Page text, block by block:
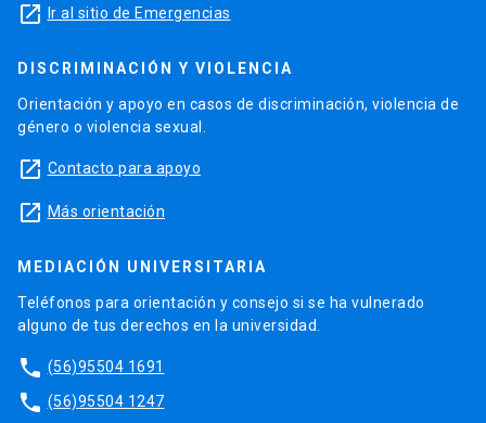
launch Ir al sitio de Emergencias
DISCRIMINACIÓN Y VIOLENCIA
Orientación y apoyo en casos de discriminación, violencia de
género o violencia sexual.
launch Contacto para apoyo
launch Más orientación
MEDIACIÓN UNIVERSITARIA
Teléfonos para orientación y consejo si se ha vulnerado
alguno de tus derechos en la universidad.
phone (56)95504 1691
phone (56)95504 1247